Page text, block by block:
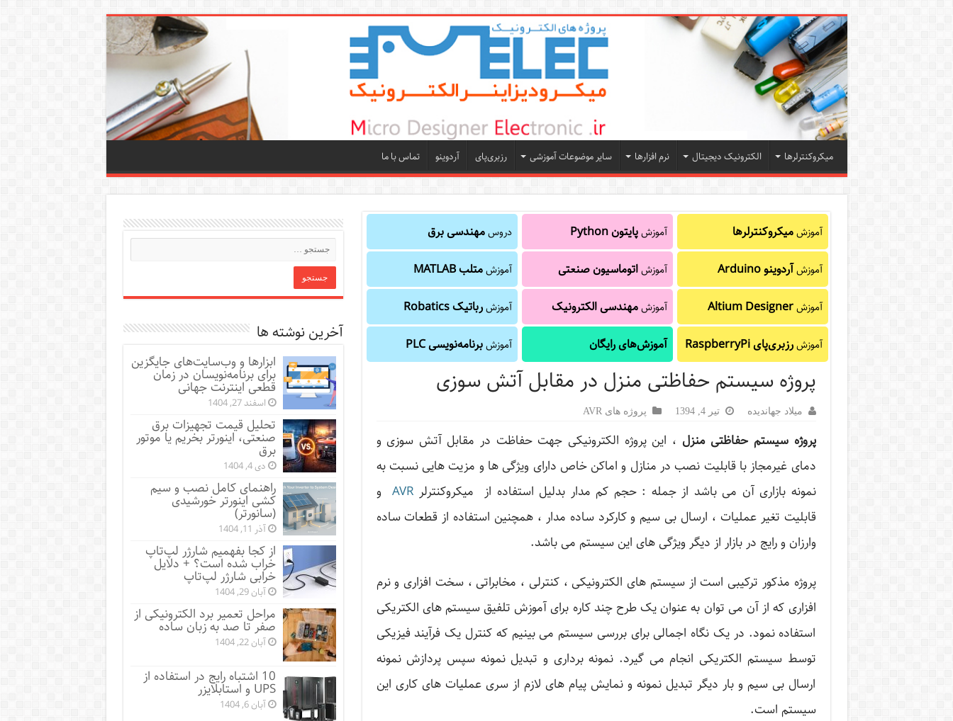
میکروکنترلرها الکترونیک دیجیتال نرم افزارها سایر موضوعات آموزشی رزبری‌پای آردوینو تماس با ما
آموزشمیکروکنترلرها
آموزشآردوینو Arduino
آموزشAltium Designer
آموزشرزبری‌پای RaspberryPi
آموزشپایتون Python
آموزشاتوماسیون صنعتی
آموزشمهندسی الکترونیک
آموزش‌های رایگان
دروسمهندسی برق
آموزشمتلب MATLAB
آموزشرباتیک Robatics
آموزشبرنامه‌نویسی PLC
پروژه سیستم حفاظتی منزل در مقابل آتش سوزی
میلاد جهاندیده تیر 4, 1394 پروژه های AVR
پروژه سیستم حفاظتی منزل ، این پروژه الکترونیکی جهت حفاظت در مقابل آتش سوزی و
دمای غیرمجاز با قابلیت نصب در منازل و اماکن خاص دارای ویژگی ها و مزیت هایی نسبت به
نمونه بازاری آن می باشد از جمله : حجم کم مدار بدلیل استفاده از میکروکنترلر AVR و
قابلیت تغیر عملیات ، ارسال بی سیم و کارکرد ساده مدار ، همچنین استفاده از قطعات ساده
وارزان و رایج در بازار از دیگر ویژگی های این سیستم می باشد.
پروژه مذکور ترکیبی است از سیستم های الکترونیکی ، کنترلی ، مخابراتی ، سخت افزاری و نرم
افزاری که از آن می توان به عنوان یک طرح چند کاره برای آموزش تلفیق سیستم های الکتریکی
استفاده نمود. در یک نگاه اجمالی برای بررسی سیستم می بینیم که کنترل یک فرآیند فیزیکی
توسط سیستم الکتریکی انجام می گیرد. نمونه برداری و تبدیل نمونه سپس پردازش نمونه
ارسال بی سیم و بار دیگر تبدیل نمونه و نمایش پیام های لازم از سری عملیات های کاری این
سیستم است.
آخرین نوشته ها
ابزارها و وب‌سایت‌های جایگزین
برای برنامه‌نویسان در زمان
قطعی اینترنت جهانی
اسفند 27, 1404
تحلیل قیمت تجهیزات برق
صنعتی، اینورتر بخریم یا موتور
برق
دی 4, 1404
راهنمای کامل نصب و سیم
کشی اینورتر خورشیدی
(سانورتر)
آذر 11, 1404
از کجا بفهمیم شارژر لپ‌تاپ
خراب شده است؟ + دلایل
خرابی شارژر لپ‌تاپ
آبان 29, 1404
مراحل تعمیر برد الکترونیکی از
صفر تا صد به زبان ساده
آبان 22, 1404
10 اشتباه رایج در استفاده از
UPS و استابلایزر
آبان 6, 1404